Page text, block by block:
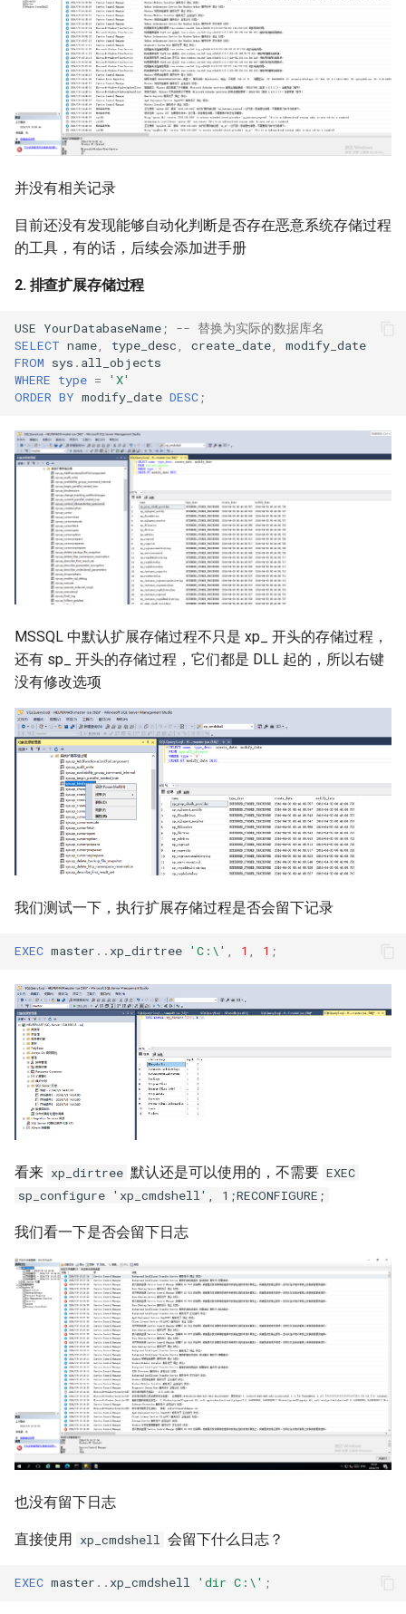
并没有相关记录
目前还没有发现能够自动化判断是否存在恶意系统存储过程
的工具，有的话，后续会添加进手册
2. 排查扩展存储过程
USE YourDatabaseName;
-- 替换为实际的数据库名
SELECT name, type_desc, create_date,
modify_date
FROM sys . all_objects
WHERE type =
'X'
ORDER BY modify_date DESC;
MSSQL 中默认扩展存储过程不只是 xp_ 开头的存储过程，
还有 sp_ 开头的存储过程，它们都是 DLL 起的，所以右键
没有修改选项
我们测试一下，执行扩展存储过程是否会留下记录
EXEC master .. xp_dirtree 'C:\' , 1 , 1 ;
看来 xp_dirtree 默认还是可以使用的，不需要 EXEC
sp_configure 'xp_cmdshell', 1;RECONFIGURE;
我们看一下是否会留下日志
也没有留下日志
直接使用 xp_cmdshell 会留下什么日志？
EXEC master .. xp_cmdshell 'dir C:\' ;